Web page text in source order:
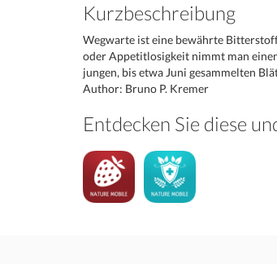
Kurzbeschreibung
Wegwarte ist eine bewährte
oder Appetitlosigkeit nimmt man
jungen, bis etwa Juni gesammelten
Author: Bruno P. Kremer
Entdecken Sie diese